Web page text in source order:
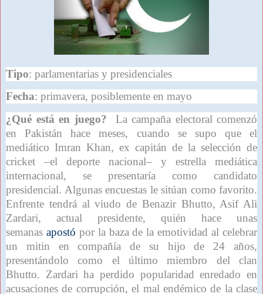
Tipo: parlamentarias y presidenciales
Fecha: primavera, posiblemente en mayo
¿Qué está en juego? La campaña electoral comenzó
en Pakistán hace meses, cuando se supo que el
mediático Imran Khan, ex capitán de la selección de
cricket –el deporte nacional– y estrella mediática
internacional, se presentaría como candidato
presidencial. Algunas encuestas le sitúan como favorito.
Enfrente tendrá al viudo de Benazir Bhutto, Asif Ali
Zardari, actual presidente, quién hace unas
semanas apostó por la baza de la emotividad al celebrar
un mitin en compañía de su hijo de 24 años,
presentándolo como el último miembro del clan
Bhutto. Zardari ha perdido popularidad enredado en
acusaciones de corrupción, el mal endémico de la clase